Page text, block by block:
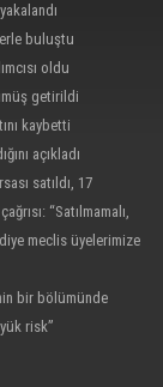
buluştu
oldu
getirildi
kaybetti
açıkladı
satıldı, 17
“Satılmamalı,
meclis üyelerimize
bir bölümünde
risk”